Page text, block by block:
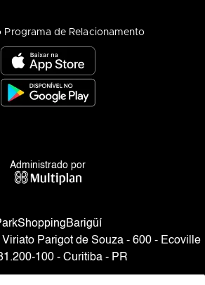
Programa de Relacionamento
Administrado por
Parigot de Souza - 600 - Ecoville
100 - Curitiba - PR